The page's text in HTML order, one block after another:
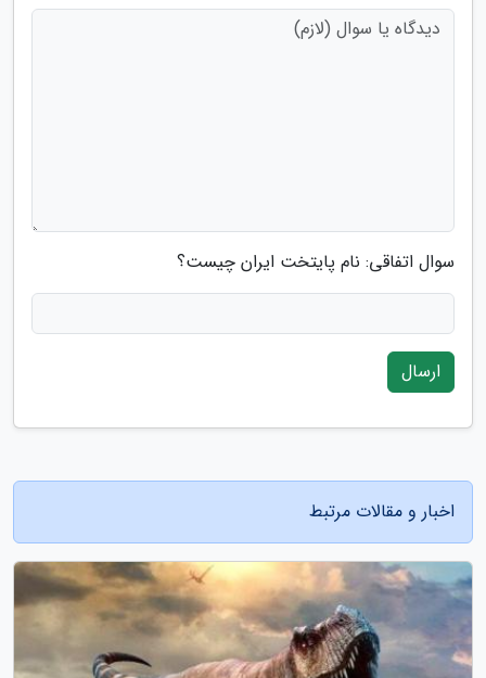
سوال اتفاقی: نام پایتخت ایران چیست؟
ارسال
اخبار و مقالات مرتبط